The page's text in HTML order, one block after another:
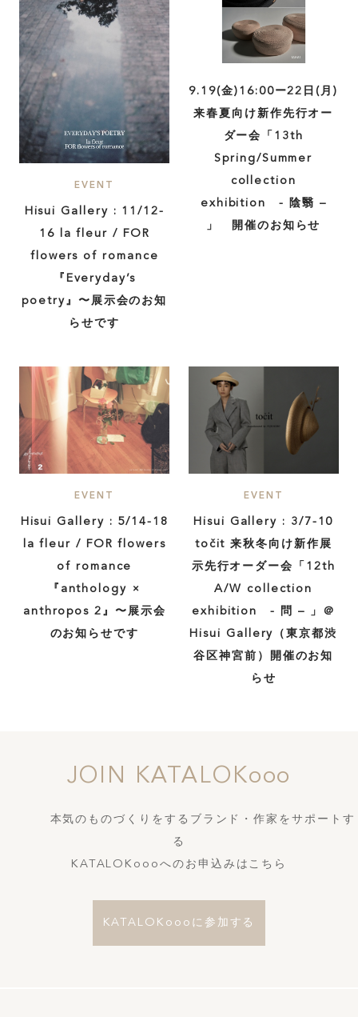
ABOUT
FEATURE
INSIDE KATALOKooo
JOIN KATALOKooo
FAQ
SHARE :
EVENT
Hisui Gallery : 11/12-
16 la fleur / FOR
flowers of romance
『Everyday’s
poetry』〜展示会のお知
らせです
9.19(金)16:00ー22日(月)
来春夏向け新作先行オー
ダー会「13th
Spring/Summer
collection
exhibition - 陰翳 –
」 開催のお知らせ
EVENT
Hisui Gallery : 5/14-18
la fleur / FOR flowers
of romance
『anthology ×
anthropos 2』〜展示会
のお知らせです
EVENT
Hisui Gallery : 3/7-10
točit 来秋冬向け新作展
示先行オーダー会「12th
A/W collection
exhibition - 問 – 」＠
Hisui Gallery（東京都渋
谷区神宮前）開催のお知
らせ
JOIN KATALOKooo
本気のものづくりをするブランド・作家をサポートす
る
KATALOKoooへのお申込みはこちら
KATALOKoooに参加する